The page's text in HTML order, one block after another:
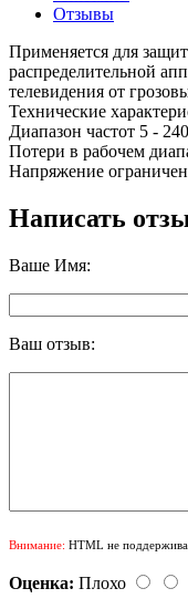
Отзывы
Применяется для
распределительной
телевидения от
Технические
Диапазон частот 5 -
Потери в рабочем
Напряжение
Написать
Ваше Имя:
Ваш отзыв:
Внимание: HTML не
Оценка: Плохо